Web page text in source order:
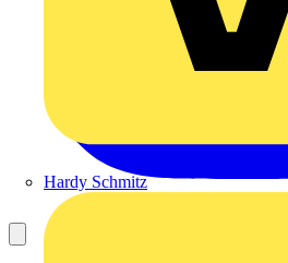
Hardy Schmitz